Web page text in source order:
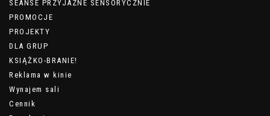
SEANSE PRZYJAZNE SENSORYCZNIE
PROMOCJE
PROJEKTY
DLA GRUP
KSIĄŻKO-BRANIE!
Reklama w kinie
Wynajem sali
Cennik